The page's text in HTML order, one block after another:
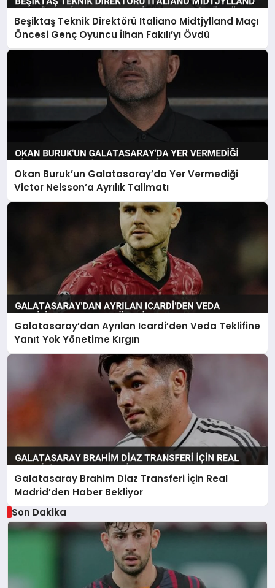
Beşiktaş Teknik Direktörü Italiano Midtjylland Maçı
Öncesi Genç Oyuncu İlhan Fakılı’yı Övdü
Okan Buruk’un Galatasaray’da Yer Vermediği
Victor Nelsson’a Ayrılık Talimatı
Galatasaray’dan Ayrılan Icardi’den Veda Teklifine
Yanıt Yok Yönetime Kırgın
Galatasaray Brahim Diaz Transferi İçin Real
Madrid’den Haber Bekliyor
Son Dakika